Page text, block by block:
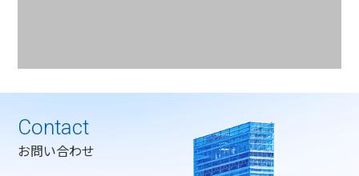
Contact
お問い合わせ